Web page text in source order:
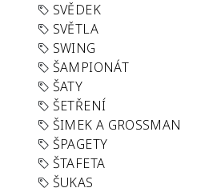
SVĚDEK
SVĚTLA
SWING
ŠAMPIONÁT
ŠATY
ŠETŘENÍ
ŠIMEK A GROSSMAN
ŠPAGETY
ŠTAFETA
ŠUKAS